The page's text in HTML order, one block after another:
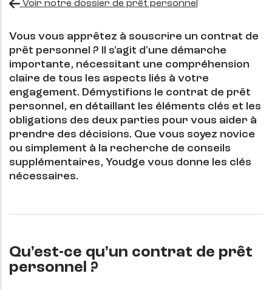
Voir notre dossier de prêt personnel
Vous vous apprêtez à souscrire un contrat de
prêt personnel ? Il s'agit d'une démarche
importante, nécessitant une compréhension
claire de tous les aspects liés à votre
engagement. Démystifions le contrat de prêt
personnel, en détaillant les éléments clés et les
obligations des deux parties pour vous aider à
prendre des décisions. Que vous soyez novice
ou simplement à la recherche de conseils
supplémentaires, Youdge vous donne les clés
nécessaires.
Qu'est-ce qu'un contrat de prêt
personnel ?